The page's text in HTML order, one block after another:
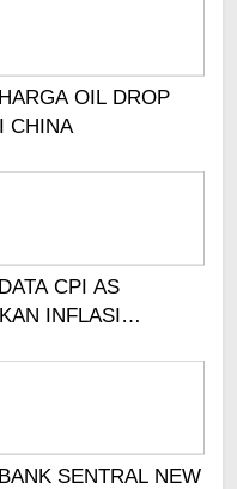
OIL DROP
CHINA
CPI AS
INFLASI
SENTRAL NEW